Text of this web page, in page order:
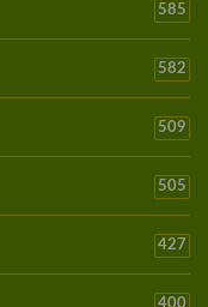
585
582
509
505
427